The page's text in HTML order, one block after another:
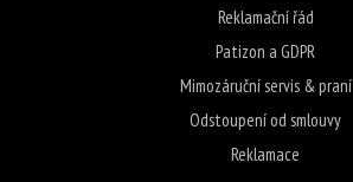
Reklamační řád
Patizon a GDPR
Mimozáruční servis & praní
Odstoupení od smlouvy
Reklamace